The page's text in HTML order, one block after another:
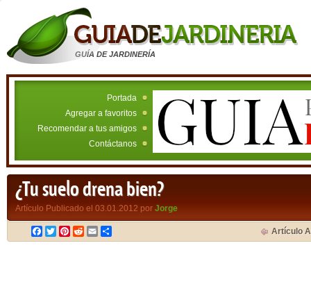
GUÍA DE JARDINERÍA
Portada
Agregar a favoritos
Recomendar a tus amigos
Contáctanos
¿Tu suelo drena bien?
Artículo Publicado el 03.01.2012 por Jorge
Facebook
TwitterPinterest
RedditEmail Artículo